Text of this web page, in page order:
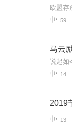
59
马云
14
2019
13